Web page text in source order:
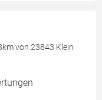
von 23843 Klein